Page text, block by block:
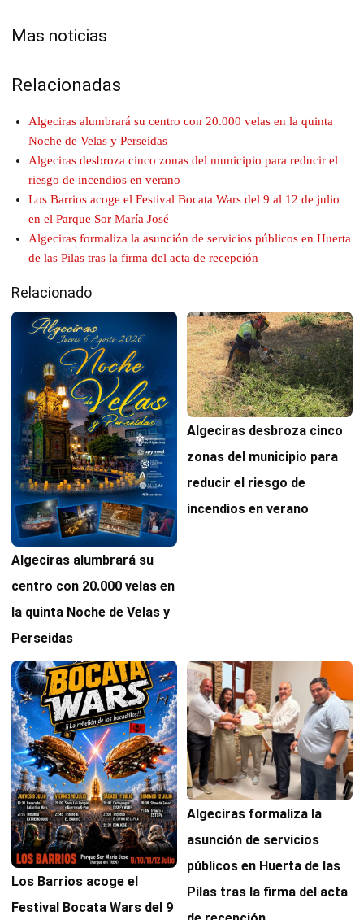
Mas noticias
Relacionadas
Algeciras alumbrará su centro con 20.000 velas en la quinta
Noche de Velas y Perseidas
Algeciras desbroza cinco zonas del municipio para reducir el
riesgo de incendios en verano
Los Barrios acoge el Festival Bocata Wars del 9 al 12 de julio
en el Parque Sor María José
Algeciras formaliza la asunción de servicios públicos en Huerta
de las Pilas tras la firma del acta de recepción
Relacionado
Algeciras alumbrará su
centro con 20.000 velas en
la quinta Noche de Velas y
Perseidas
Algeciras desbroza cinco
zonas del municipio para
reducir el riesgo de
incendios en verano
Los Barrios acoge el
Festival Bocata Wars del 9
Algeciras formaliza la
asunción de servicios
públicos en Huerta de las
Pilas tras la firma del acta